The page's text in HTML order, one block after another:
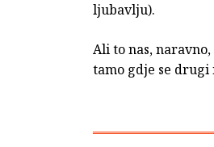
ljubavlju).
Ali to nas,
tamo gdje se drugi